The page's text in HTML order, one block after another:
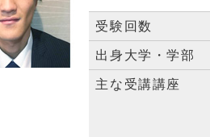
受験回数
出身大学・学部
主な受講講座